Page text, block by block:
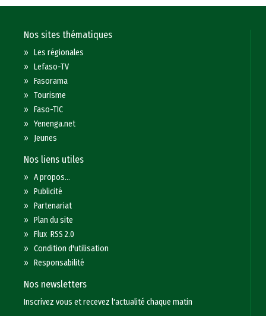
Nos sites thématiques
»Les régionales
»Lefaso-TV
»Fasorama
»Tourisme
»Faso-TIC
»Yenenga.net
» Jeunes
Nos liens utiles
»A propos...
»Publicité
»Partenariat
»Plan du site
»Flux RSS 2.0
»Condition d'utilisation
»Responsabilité
Nos newsletters
Inscrivez vous et recevez l'actualité chaque matin